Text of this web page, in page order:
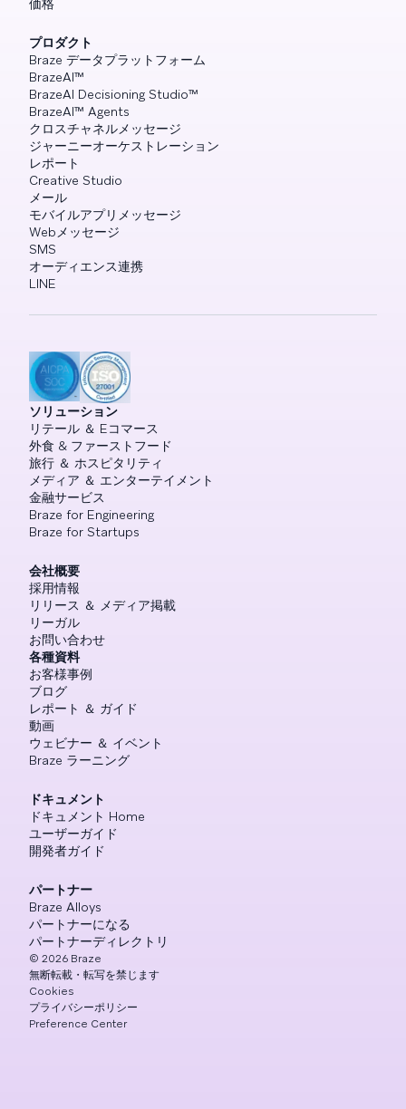
価格
プロダクト
Braze データプラットフォーム
BrazeAI™
BrazeAI Decisioning Studio™
BrazeAI™ Agents
クロスチャネルメッセージ
ジャーニーオーケストレーション
レポート
Creative Studio
メール
モバイルアプリメッセージ
Webメッセージ
SMS
オーディエンス連携
LINE
ソリューション
リテール ＆ Eコマース
外食 & ファーストフード
旅行 ＆ ホスピタリティ
メディア ＆ エンターテイメント
金融サービス
Braze for Engineering
Braze for Startups
会社概要
採用情報
リリース ＆ メディア掲載
リーガル
お問い合わせ
各種資料
お客様事例
ブログ
レポート ＆ ガイド
動画
ウェビナー ＆ イベント
Braze ラーニング
ドキュメント
ドキュメント Home
ユーザーガイド
開発者ガイド
パートナー
Braze Alloys
パートナーになる
パートナーディレクトリ
© 2026 Braze
無断転載・転写を禁じます
Cookies
プライバシーポリシー
Preference Center